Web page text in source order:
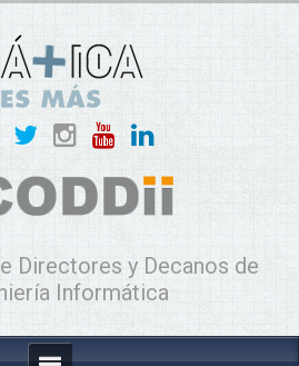
Directores y Decanos de
Informática